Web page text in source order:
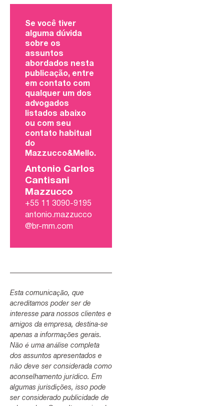
Se você tiver
alguma dúvida
sobre os
assuntos
abordados nesta
publicação, entre
em contato com
qualquer um dos
advogados
listados abaixo
ou com seu
contato habitual
do
Mazzucco&Mello.
Antonio Carlos
Cantisani
Mazzucco
+55 11 3090-9195
antonio.mazzucco
@br-mm.com
Esta comunicação, que
acreditamos poder ser de
interesse para nossos clientes e
amigos da empresa, destina-se
apenas a informações gerais.
Não é uma análise completa
dos assuntos apresentados e
não deve ser considerada como
aconselhamento jurídico. Em
algumas jurisdições, isso pode
ser considerado publicidade de